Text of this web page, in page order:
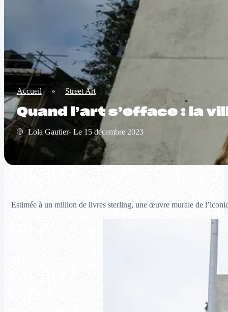
Accueil » Street Art
Quand l’art s’efface : la
Lola Gautier- Le 15 décembre 2023
Estimée à un million de livres sterling, une œuvre murale de